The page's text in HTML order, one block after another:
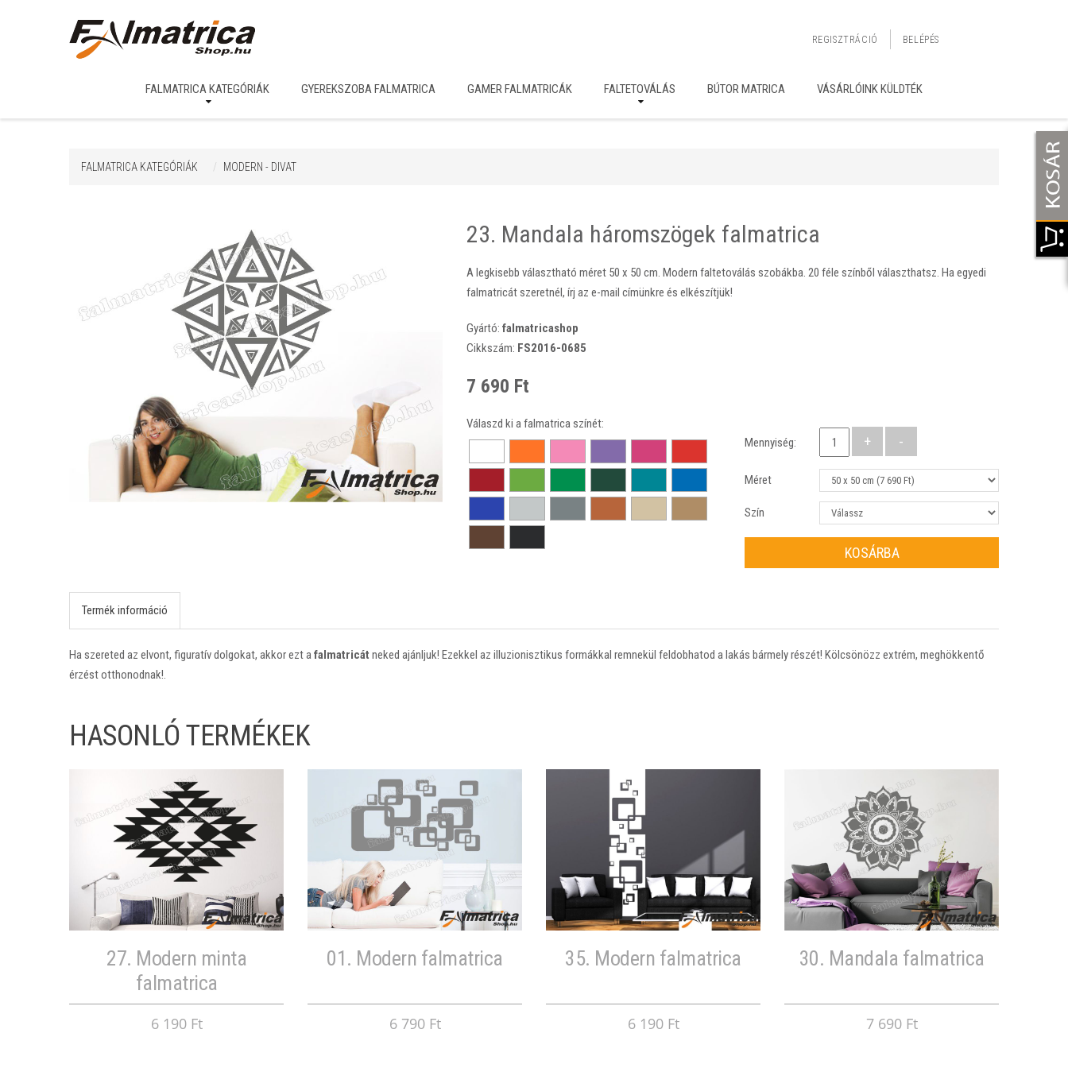
REGISZTRÁCIÓ BELÉPÉS
FALMATRICA KATEGÓRIÁK GYEREKSZOBA FALMATRICA GAMER FALMATRICÁK FALTETOVÁLÁS BÚTOR MATRICA VÁSÁRLÓINK KÜLDTÉK
FALMATRICA KATEGÓRIÁK MODERN - DIVAT
23. Mandala háromszögek falmatrica
A legkisebb választható méret 50 x 50 cm. Modern faltetoválás szobákba. 20 féle színből választhatsz. Ha egyedi
falmatricát szeretnél, írj az e-mail címünkre és elkészítjük!
Gyártó: falmatricashop
Cikkszám: FS2016-0685
7 690 Ft
Válaszd ki a falmatrica színét:
Mennyiség:
Méret
Szín
KOSÁRBA
Termék információ
Ha szereted az elvont, figuratív dolgokat, akkor ezt afalmatricát neked ajánljuk! Ezekkel az illuzionisztikus formákkal remnekül feldobhatod a lakás bármely részét! Kölcsönözz extrém, meghökkentő
érzést otthonodnak!.
HASONLÓ TERMÉKEK
27. Modern minta
falmatrica
6 190 Ft
01. Modern falmatrica
6 790 Ft
35. Modern falmatrica
6 190 Ft
30. Mandala falmatrica
7 690 Ft